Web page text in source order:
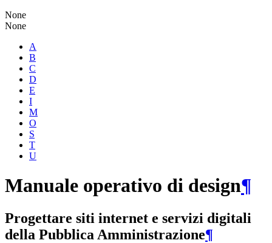
None
None
A
B
C
D
E
I
M
O
S
T
U
Manuale operativo di design¶
Progettare siti internet e servizi digitali
della Pubblica Amministrazione¶